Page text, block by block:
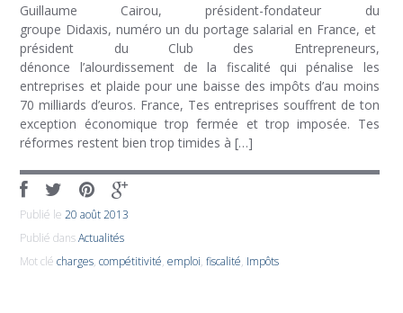
Guillaume Cairou, président-fondateur du
groupe Didaxis, numéro un du portage salarial en France, et
président du Club des Entrepreneurs,
dénonce l’alourdissement de la fiscalité qui pénalise les
entreprises et plaide pour une baisse des impôts d’au moins
70 milliards d’euros. France, Tes entreprises souffrent de ton
exception économique trop fermée et trop imposée. Tes
réformes restent bien trop timides à […]
Publié le20 août 2013
Publié dansActualités
Mot clécharges,compétitivité,emploi,fiscalité, Impôts